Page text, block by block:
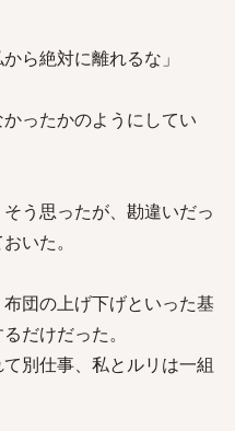
ら絶対に離れるな」
ったかのようにしてい
う思ったが、勘違いだっ
いた。
団の上げ下げといった基
だけだった。
別仕事、私とルリは一組